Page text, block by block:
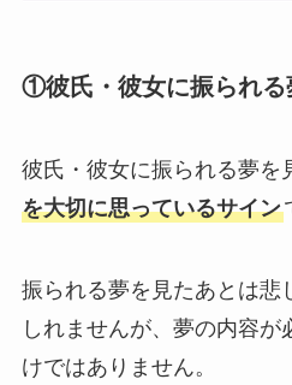
①彼氏・彼女に振られる
彼氏・彼女に振られる夢を
を大切に思っているサイン
振られる夢を見たあとは悲
しれませんが、夢の内容が
けではありません。